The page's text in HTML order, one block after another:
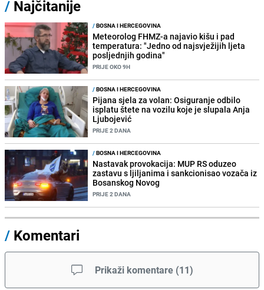
/ Najčitanije
/BOSNA I HERCEGOVINA
Meteorolog FHMZ-a najavio kišu i pad
temperatura: "Jedno od najsvježijih ljeta
posljednjih godina"
PRIJE OKO 9H
/BOSNA I HERCEGOVINA
Pijana sjela za volan: Osiguranje odbilo
isplatu štete na vozilu koje je slupala Anja
Ljubojević
PRIJE 2 DANA
/BOSNA I HERCEGOVINA
Nastavak provokacija: MUP RS oduzeo
zastavu s ljiljanima i sankcionisao vozača iz
Bosanskog Novog
PRIJE 2 DANA
/ Komentari
Prikaži komentare (11)